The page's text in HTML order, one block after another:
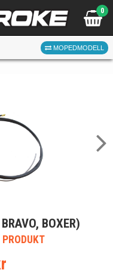
0
MOPEDMODELL
för vald moped
BOXER)